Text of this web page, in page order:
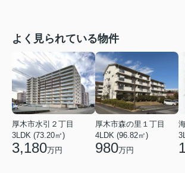
よく見られている物件
厚木市水引２丁目
3LDK (73.20㎡)
3,180万円
厚木市森の里１丁目
4LDK (96.82㎡)
980万円